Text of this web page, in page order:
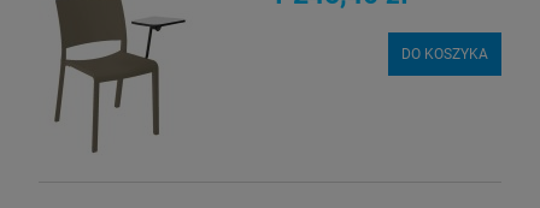
DO KOSZYKA